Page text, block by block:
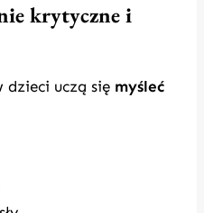
krytyczne i
dzieci uczą się myśleć